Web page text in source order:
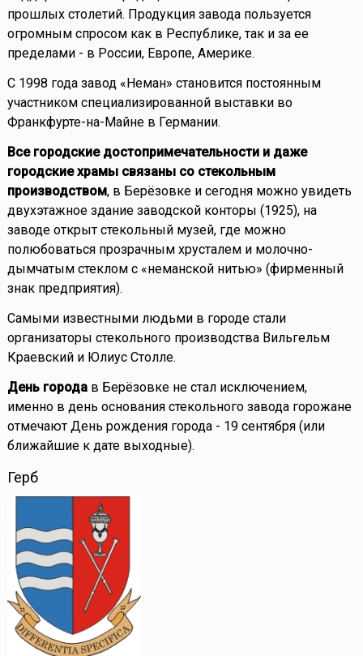
прошлых столетий. Продукция завода пользуется
огромным спросом как в Республике, так и за ее
пределами - в России, Европе, Америке.
С 1998 года завод «Неман» становится постоянным
участником специализированной выставки во
Франкфурте-на-Майне в Германии.
Все городские достопримечательности и даже
городские храмы связаны со стекольным
производством, в Берёзовке и сегодня можно увидеть
двухэтажное здание заводской конторы (1925), на
заводе открыт стекольный музей, где можно
полюбоваться прозрачным хрусталем и молочно-
дымчатым стеклом с «неманской нитью» (фирменный
знак предприятия).
Самыми известными людьми в городе стали
организаторы стекольного производства Вильгельм
Краевский и Юлиус Столле.
День городав Берёзовке не стал исключением,
именно в день основания стекольного завода горожане
отмечают День рождения города - 19 сентября (или
ближайшие к дате выходные).
Герб